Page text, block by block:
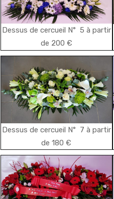
Dessus de cercueil N° 5 à partir
de 200 €
Dessus de cercueil N° 7 à partir
de 180 €